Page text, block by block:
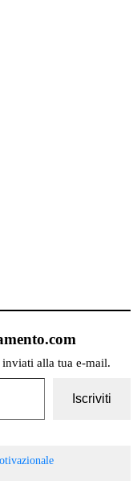
alla tua e-mail.
Iscriviti